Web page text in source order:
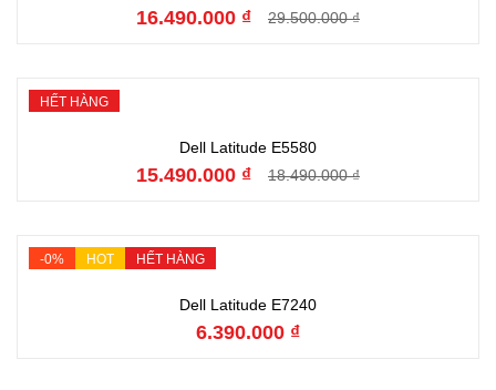
16.490.000 ₫ 29.500.000 ₫
Hết hàng
HẾT HÀNG
Dell Latitude E5580
15.490.000 ₫ 18.490.000 ₫
Hết hàng
-0% HOT HẾT HÀNG
Dell Latitude E7240
6.390.000 ₫